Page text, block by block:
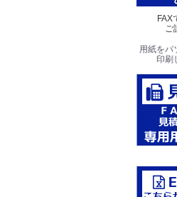
FAX
ご
用紙をパ
印刷